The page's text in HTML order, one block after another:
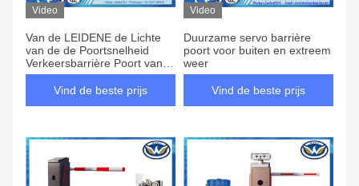
Video
Van de LEIDENE de Lichte
van de de Poortsnelheid
Verkeersbarrière Poort van
de de Parkeerplaatsbarrière
RegelbareVind de beste prijs
Video
Duurzame servo barrière
poort voor buiten en extreem
weer
Vind de beste prijs